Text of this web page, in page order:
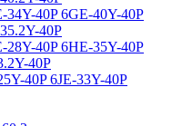
34Y-40P 6GE-40Y-40P
40P
28Y-40P 6HE-35Y-40P
40P
40P 6JE-33Y-40P